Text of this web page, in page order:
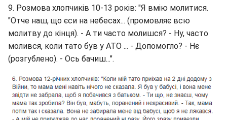
9. Розмова хлопчиків 10-13 років: "Я вмію молитися.
"Отче наш, що єси на небесах... (промовляє всю
молитву до кінця). - А ти часто молишся? - Ну, часто
молився, коли тато був у АТО ... - Допомогло? - Нє
(розгублено). - Ось бачиш...".